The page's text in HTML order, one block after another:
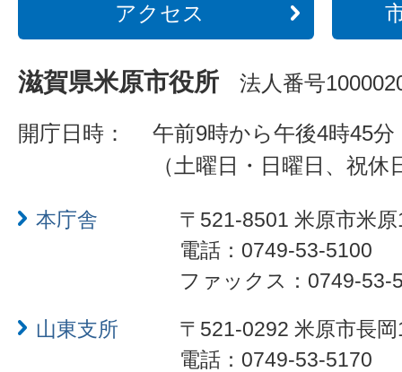
アクセス
滋賀県米原市役所 法人番号
開庁日時：
午前9時から午後4時45分
（土曜日・日曜日、祝
本庁舎
〒521-8501 米原市米
電話：0749-53-5100
ファックス：0749-53-
山東支所
〒521-0292 米原市長
電話：0749-53-5170